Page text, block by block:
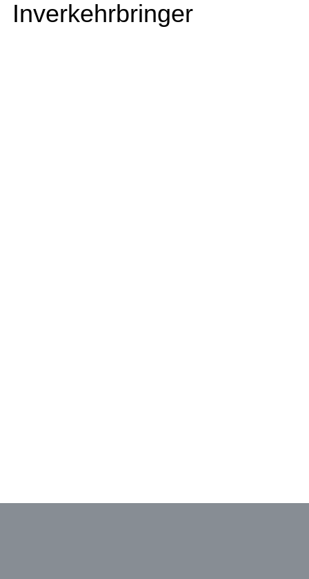
Inverkehrbringer